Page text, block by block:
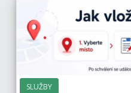
SLUŽBY